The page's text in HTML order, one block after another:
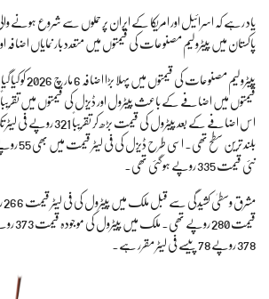
یاد رہے کہ اسرائیل اور امریکا کے ایران پر حملوں سے شروع
پاکستان میں پیٹرولیم مصنوعات کی قیمتوں میں متعدد بار نمایاں اضافہ
پیٹرولیم
اس اضافے کے بعد پیٹرول کی
بلند ترین
نئی قیمت 335 روپے ہوگئی تھی۔
378 روپے 78 پیسے فی لیٹر مقرر ہے۔